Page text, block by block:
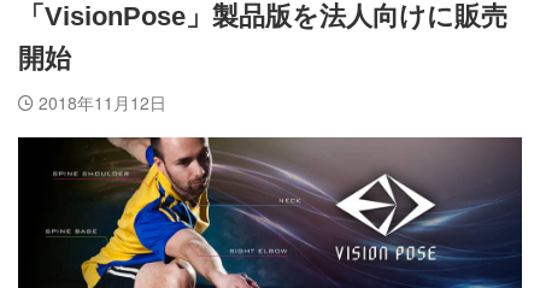
「VisionPose」製品版を法人向けに販売
開始
2018年11月12日